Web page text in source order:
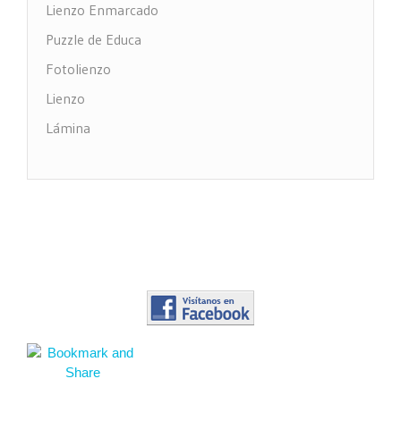
Lienzo Enmarcado
Puzzle de Educa
Fotolienzo
Lienzo
Lámina